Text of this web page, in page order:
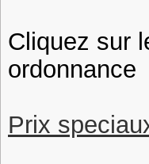
Cliquez sur
ordonnance
Prix